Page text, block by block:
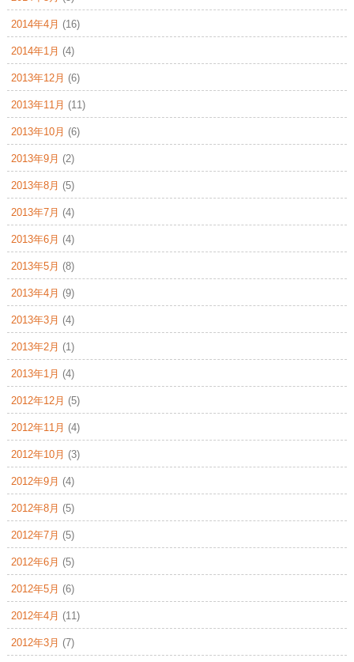
2014年4月 (16)
2014年1月 (4)
2013年12月 (6)
2013年11月 (11)
2013年10月 (6)
2013年9月 (2)
2013年8月 (5)
2013年7月 (4)
2013年6月 (4)
2013年5月 (8)
2013年4月 (9)
2013年3月 (4)
2013年2月 (1)
2013年1月 (4)
2012年12月 (5)
2012年11月 (4)
2012年10月 (3)
2012年9月 (4)
2012年8月 (5)
2012年7月 (5)
2012年6月 (5)
2012年5月 (6)
2012年4月 (11)
2012年3月 (7)